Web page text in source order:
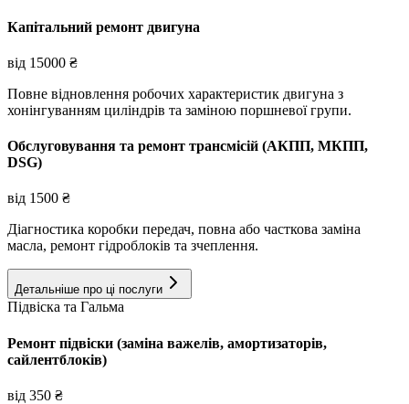
Капітальний ремонт двигуна
від 15000 ₴
Повне відновлення робочих характеристик двигуна з
хонінгуванням циліндрів та заміною поршневої групи.
Обслуговування та ремонт трансмісій (АКПП, МКПП,
DSG)
від 1500 ₴
Діагностика коробки передач, повна або часткова заміна
масла, ремонт гідроблоків та зчеплення.
Детальніше про ці послуги
Підвіска та Гальма
Ремонт підвіски (заміна важелів, амортизаторів,
сайлентблоків)
від 350 ₴